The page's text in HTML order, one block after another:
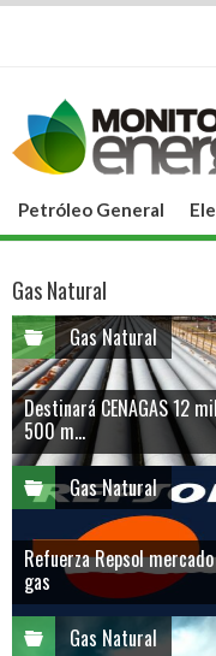
Petróleo General
Gas Natural
Gas Natural
Destinará CENAGAS 12 mil
500 m...
Gas Natural
Refuerza Repsol
gas
Gas Natural